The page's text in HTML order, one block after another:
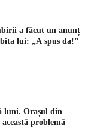
a făcut un anunț
lui: „A spus da!”
luni. Orașul din
problemă